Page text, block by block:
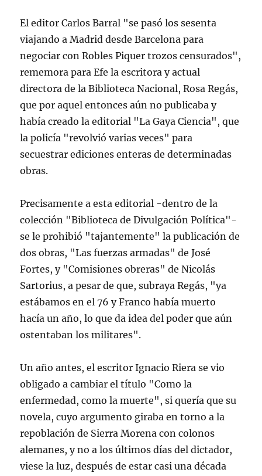
El editor Carlos Barral "se pasó los sesenta
viajando a Madrid desde Barcelona para
negociar con Robles Piquer trozos censurados",
rememora para Efe la escritora y actual
directora de la Biblioteca Nacional, Rosa Regás,
que por aquel entonces aún no publicaba y
había creado la editorial "La Gaya Ciencia", que
la policía "revolvió varias veces" para
secuestrar ediciones enteras de determinadas
obras.
Precisamente a esta editorial -dentro de la
colección "Biblioteca de Divulgación Política"-
se le prohibió "tajantemente" la publicación de
dos obras, "Las fuerzas armadas" de José
Fortes, y "Comisiones obreras" de Nicolás
Sartorius, a pesar de que, subraya Regás, "ya
estábamos en el 76 y Franco había muerto
hacía un año, lo que da idea del poder que aún
ostentaban los militares".
Un año antes, el escritor Ignacio Riera se vio
obligado a cambiar el título "Como la
enfermedad, como la muerte", si quería que su
novela, cuyo argumento giraba en torno a la
repoblación de Sierra Morena con colonos
alemanes, y no a los últimos días del dictador,
viese la luz, después de estar casi una década